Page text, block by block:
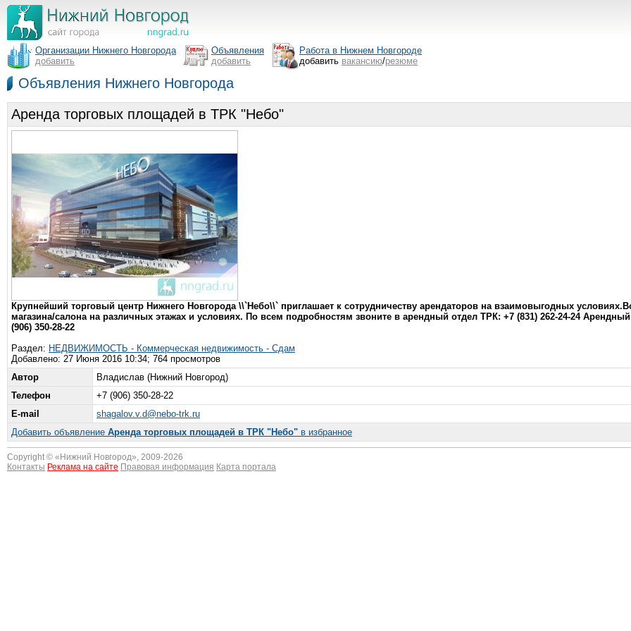
Организации Нижнего Новгорода
добавить
Объявления
добавить
Работа в Нижнем Новгороде
добавить вакансию/резюме
Объявления Нижнего Новгорода
Аренда торговых площадей в ТРК "Небо"
Крупнейший торговый центр Нижнего Новгорода \\`Небо\\` приглашает к сотрудничеству арендаторов на взаимовыгодных
магазина/салона на различных этажах и условиях. По всем подробностям звоните в арендный отдел ТРК: +7 (831) 262-24-24
(906) 350-28-22
Раздел: НЕДВИЖИМОСТЬ - Коммерческая недвижимость - Сдам
Добавлено: 27 Июня 2016 10:34; 764 просмотров
Автор
Владислав (Нижний Новгород)
Телефон
+7 (906) 350-28-22
E-mail
shagalov.v.d@nebo-trk.ru
Добавить объявление Аренда торговых площадей в ТРК "Небо" в избранное
Copyright © « Нижний Новгород», 2009-2026
Контакты Реклама на сайте Правовая информация Карта портала